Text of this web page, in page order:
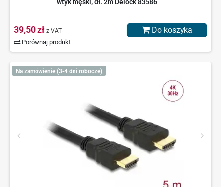
wtyk męski, dł. 2m Delock 83586
39,50 zł z VAT
Porównaj produkt
Do koszyka
Na zamówienie (3-4 dni robocze)